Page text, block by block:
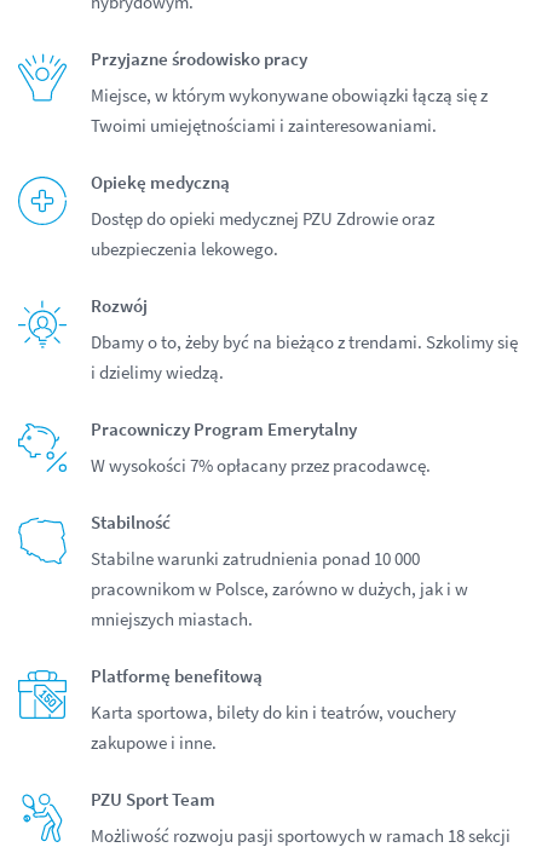
Przyjazne środowisko pracy
Miejsce, w którym wykonywane obowiązki łączą się z
Twoimi umiejętnościami i zainteresowaniami.
Opiekę medyczną
Dostęp do opieki medycznej PZU Zdrowie oraz
ubezpieczenia lekowego.
Rozwój
Dbamy o to, żeby być na bieżąco z trendami. Szkolimy się
i dzielimy wiedzą.
Pracowniczy Program Emerytalny
W wysokości 7% opłacany przez pracodawcę.
Stabilność
Stabilne warunki zatrudnienia ponad 10 000
pracownikom w Polsce, zarówno w dużych, jak i w
mniejszych miastach.
Platformę benefitową
Karta sportowa, bilety do kin i teatrów, vouchery
zakupowe i inne.
PZU Sport Team
Możliwość rozwoju pasji sportowych w ramach 18 sekcji